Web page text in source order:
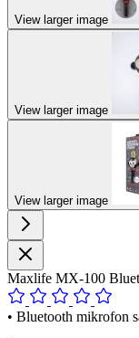
View larger image
View larger image
View larger image
Maxlife MX-100
• Bluetooth mikrofon